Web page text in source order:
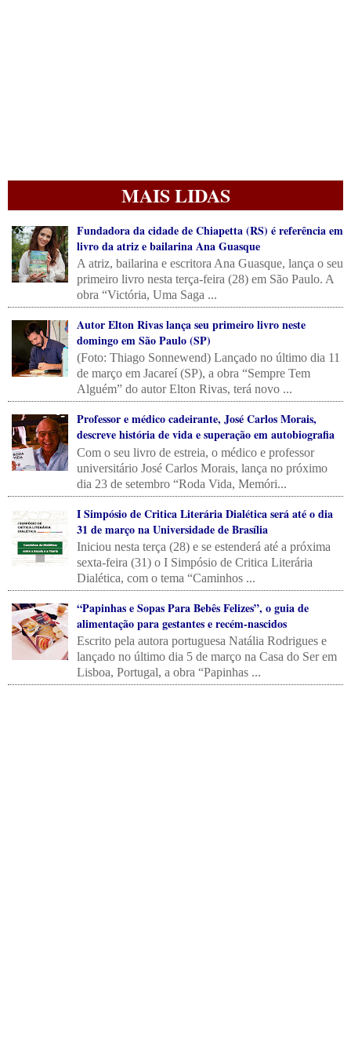
MAIS LIDAS
Fundadora da cidade de Chiapetta (RS) é referência em
livro da atriz e bailarina Ana Guasque
A atriz, bailarina e escritora Ana Guasque, lança o seu
primeiro livro nesta terça-feira (28) em São Paulo. A
obra “Victória, Uma Saga ...
Autor Elton Rivas lança seu primeiro livro neste
domingo em São Paulo (SP)
(Foto: Thiago Sonnewend) Lançado no último dia 11
de março em Jacareí (SP), a obra “Sempre Tem
Alguém” do autor Elton Rivas, terá novo ...
Professor e médico cadeirante, José Carlos Morais,
descreve história de vida e superação em autobiografia
Com o seu livro de estreia, o médico e professor
universitário José Carlos Morais, lança no próximo
dia 23 de setembro “Roda Vida, Memóri...
I Simpósio de Critica Literária Dialética será até o dia
31 de março na Universidade de Brasília
Iniciou nesta terça (28) e se estenderá até a próxima
sexta-feira (31) o I Simpósio de Critica Literária
Dialética, com o tema “Caminhos ...
“Papinhas e Sopas Para Bebês Felizes”, o guia de
alimentação para gestantes e recém-nascidos
Escrito pela autora portuguesa Natália Rodrigues e
lançado no último dia 5 de março na Casa do Ser em
Lisboa, Portugal, a obra “Papinhas ...